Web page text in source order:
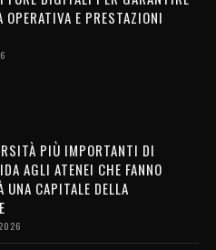
OPERATIVA E PRESTAZIONI
PIÙ IMPORTANTI DI
AGLI ATENEI CHE FANNO
UNA CAPITALE DELLA